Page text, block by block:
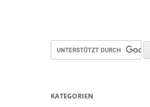
KATEGORIEN